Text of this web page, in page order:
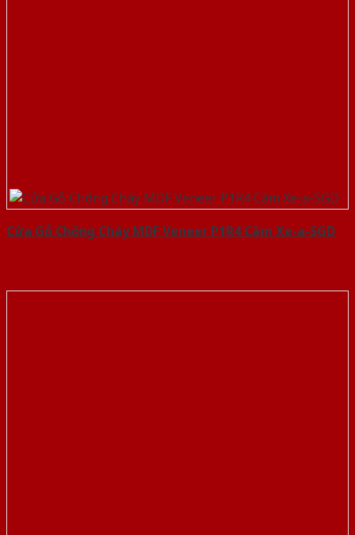
Cửa Gỗ Chống Cháy MDF Veneer P1R4 Căm Xe-a-SGD